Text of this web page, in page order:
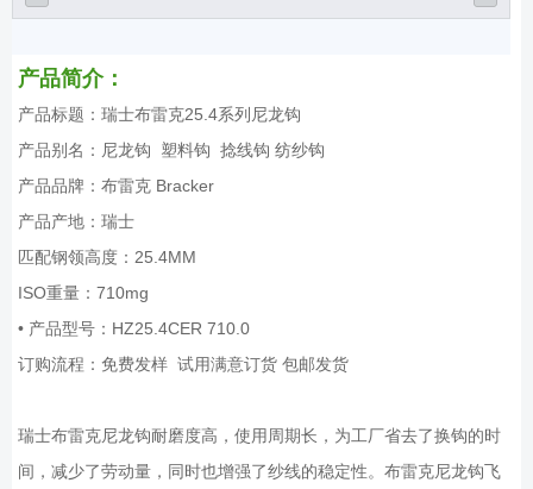
产品简介：
产品标题：瑞士布雷克25.4系列尼龙钩
产品别名：尼龙钩 塑料钩 捻线钩 纺纱钩
产品品牌：布雷克 Bracker
产品产地：瑞士
匹配钢领高度：25.4MM
ISO重量：710mg
• 产品型号：HZ25.4CER 710.0
订购流程：免费发样 试用满意订货 包邮发货
瑞士布雷克尼龙钩耐磨度高，使用周期长，为工厂省去了换钩的时
间，减少了劳动量，同时也增强了纱线的稳定性。布雷克尼龙钩飞